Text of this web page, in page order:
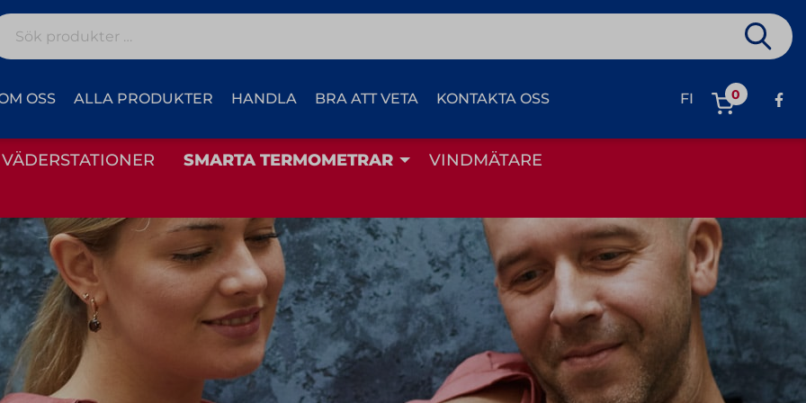
Sök
efter:
OSS ALLA PRODUKTER HANDLA BRA ATT VETA KONTAKTA OSS FI 0
VÄDERSTATIONER SMARTA TERMOMETRAR
VINDMÄTARE